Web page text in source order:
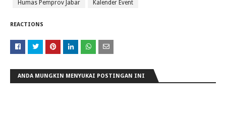
Humas Pemprov Jabar Kalender Event
REACTIONS
ANDA MUNGKIN MENYUKAI POSTINGAN INI